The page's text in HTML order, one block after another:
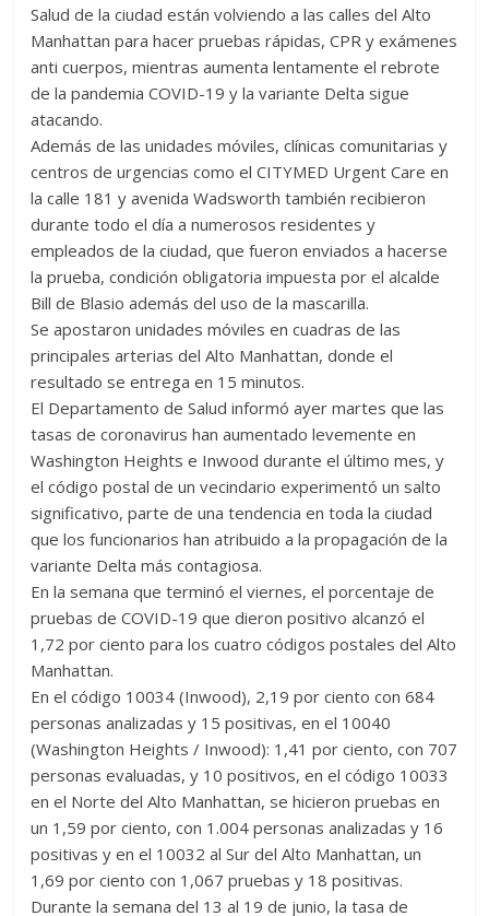
Salud de la ciudad están volviendo a las calles del Alto
Manhattan para hacer pruebas rápidas, CPR y exámenes
anti cuerpos, mientras aumenta lentamente el rebrote
de la pandemia COVID-19 y la variante Delta sigue
atacando.
Además de las unidades móviles, clínicas comunitarias y
centros de urgencias como el CITYMED Urgent Care en
la calle 181 y avenida Wadsworth también recibieron
durante todo el día a numerosos residentes y
empleados de la ciudad, que fueron enviados a hacerse
la prueba, condición obligatoria impuesta por el alcalde
Bill de Blasio además del uso de la mascarilla.
Se apostaron unidades móviles en cuadras de las
principales arterias del Alto Manhattan, donde el
resultado se entrega en 15 minutos.
El Departamento de Salud informó ayer martes que las
tasas de coronavirus han aumentado levemente en
Washington Heights e Inwood durante el último mes, y
el código postal de un vecindario experimentó un salto
significativo, parte de una tendencia en toda la ciudad
que los funcionarios han atribuido a la propagación de la
variante Delta más contagiosa.
En la semana que terminó el viernes, el porcentaje de
pruebas de COVID-19 que dieron positivo alcanzó el
1,72 por ciento para los cuatro códigos postales del Alto
Manhattan.
En el código 10034 (Inwood), 2,19 por ciento con 684
personas analizadas y 15 positivas, en el 10040
(Washington Heights / Inwood): 1,41 por ciento, con 707
personas evaluadas, y 10 positivos, en el código 10033
en el Norte del Alto Manhattan, se hicieron pruebas en
un 1,59 por ciento, con 1.004 personas analizadas y 16
positivas y en el 10032 al Sur del Alto Manhattan, un
1,69 por ciento con 1,067 pruebas y 18 positivas.
Durante la semana del 13 al 19 de junio, la tasa de